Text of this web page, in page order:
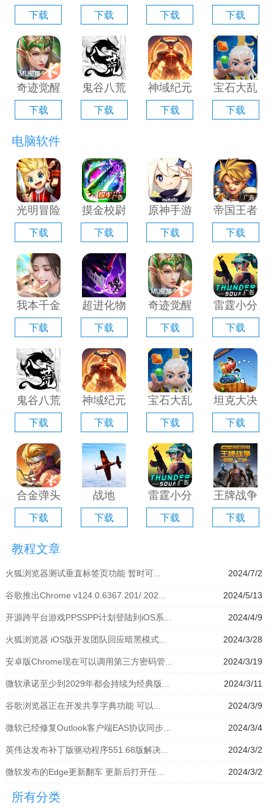
电脑版
「含模拟
器」
下载
电脑版
「含模拟
器」
下载
手游电脑
版「含模
拟器」
下载
语2电脑
版「含模
拟器」
下载
奇迹觉醒
电脑版
「含模拟
器」
下载
鬼谷八荒
手游电脑
版「含模
下载
神域纪元
电脑版
「含模拟
下载
宝石大乱
斗电脑版
「含模拟
下载
电脑软件
光明冒险
电脑版
「含模拟
器」
下载
摸金校尉
之伏魔殿
电脑版
「含模拟
器」
下载
原神手游
电脑版
「含模拟
器」
下载
帝国王者
归来电脑
版「含模
拟器」
下载
我本千金
手游电脑
版「含模
拟器」
下载
超进化物
语2电脑
版「含模
拟器」
下载
奇迹觉醒
电脑版
「含模拟
器」
下载
雷霆小分
队电脑版
「含模拟
器」
下载
鬼谷八荒
手游电脑
版「含模
拟器」
下载
神域纪元
电脑版
「含模拟
器」
下载
宝石大乱
斗电脑版
「含模拟
器」
下载
坦克大决
战电脑版
「含模拟
器」
下载
合金弹头
觉醒电脑
版「含模
拟器」
下载
战地
1939电
脑版「含
下载
雷霆小分
队电脑版
「含模拟
下载
王牌战争
手游电脑
版「含模
下载
教程文章
2024/7/2
火狐浏览器测试垂直标签页功能 暂时可...
2024/5/13
谷歌推出Chrome v124.0.6367.201/.202...
2024/4/9
开源跨平台游戏PPSSPP计划登陆到iOS系...
2024/3/28
火狐浏览器 iOS版开发团队回应暗黑模式...
2024/3/19
安卓版Chrome现在可以调用第三方密码管...
2024/3/11
微软承诺至少到2029年都会持续为经典版...
2024/3/9
谷歌浏览器正在开发共享字典功能 可以...
2024/3/4
微软已经修复Outlook客户端EAS协议同步...
2024/3/2
英伟达发布补丁版驱动程序551.68版解决...
2024/3/2
微软发布的Edge更新翻车 更新后打开任...
所有分类